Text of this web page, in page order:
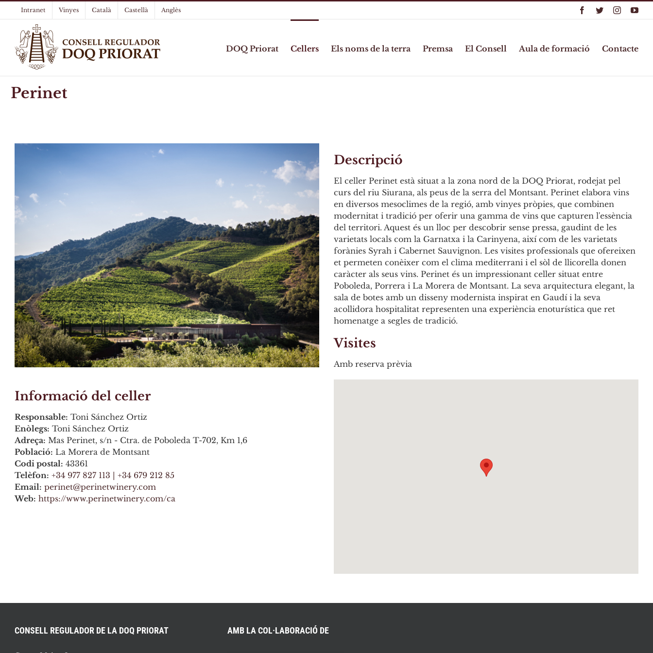
to
content
Intranet Vinyes Català Castellà Anglès Facebook
TwitterInstagram
DOQ Priorat Cellers Els noms de la terra Premsa El Consell Aula de formació Contacte
Perinet
Descripció
El celler Perinet està situat a la zona nord de la DOQ Priorat, rodejat pel
curs del riu Siurana, als peus de la serra del Montsant. Perinet elabora vins
en diversos mesoclimes de la regió, amb vinyes pròpies, que combinen
modernitat i tradició per oferir una gamma de vins que capturen l'essència
del territori. Aquest és un lloc per descobrir sense pressa, gaudint de les
varietats locals com la Garnatxa i la Carinyena, així com de les varietats
forànies Syrah i Cabernet Sauvignon. Les visites professionals que ofereixen
et permeten conèixer com el clima mediterrani i el sòl de llicorella donen
caràcter als seus vins. Perinet és un impressionant celler situat entre
Poboleda, Porrera i La Morera de Montsant. La seva arquitectura elegant, la
sala de botes amb un disseny modernista inspirat en Gaudí i la seva
acollidora hospitalitat representen una experiència enoturística que ret
homenatge a segles de tradició.
Visites
Amb reserva prèvia
Informació del celler
Responsable: Toni Sánchez Ortiz
Enòlegs: Toni Sánchez Ortiz
Adreça: Mas Perinet, s/n - Ctra. de Poboleda T-702, Km 1,6
Població: La Morera de Montsant
Codi postal: 43361
Telèfon: +34 977 827 113 | +34 679 212 85
Email: perinet@perinetwinery.com
Web: https://www.perinetwinery.com/ca
CONSELL REGULADOR DE LA DOQ PRIORAT AMB LA COL·LABORACIÓ DE